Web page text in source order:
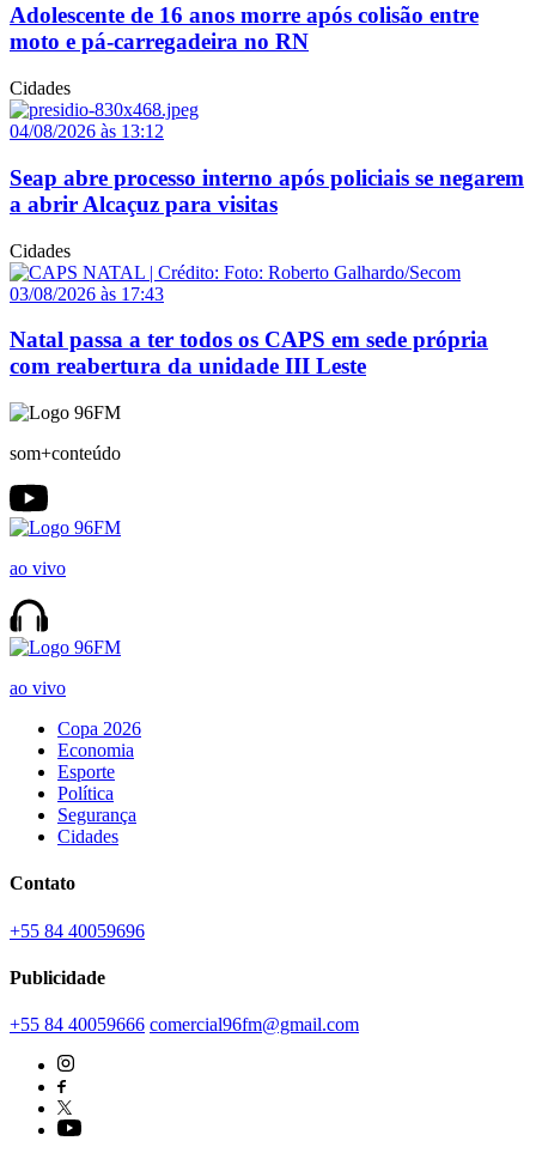
Adolescente de 16 anos morre após colisão entre
moto e pá-carregadeira no RN
Cidades
04/08/2026 às 13:12
Seap abre processo interno após policiais se negarem
a abrir Alcaçuz para visitas
Cidades
03/08/2026 às 17:43
Natal passa a ter todos os CAPS em sede própria
com reabertura da unidade III Leste
som+conteúdo
ao vivo
ao vivo
Copa 2026
Economia
Esporte
Política
Segurança
Cidades
Contato
+55 84 40059696
Publicidade
+55 84 40059666 comercial96fm@gmail.com